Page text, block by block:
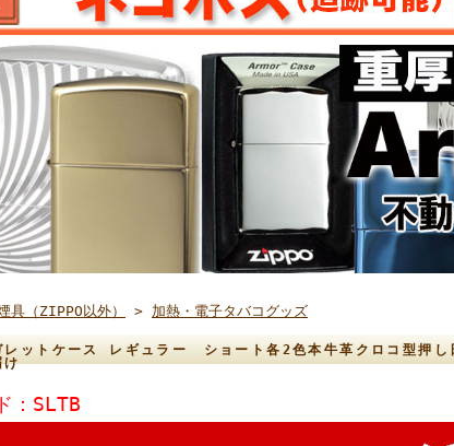
具（ZIPPO以外） > 加熱・電子タバコグッズ
レットケース レギュラー ショート各2色本牛革クロコ型押
け
：SLTB